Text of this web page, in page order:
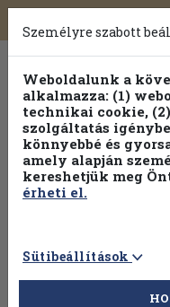
Toggle
navigation
Vissza az előző
Személyre szabott
Weboldalunk a
alkalmazza: (1)
technikai cookie,
szolgáltatás
könnyebbé és
amely alapján
kereshetjük meg
érheti el.
Sütibeállítások